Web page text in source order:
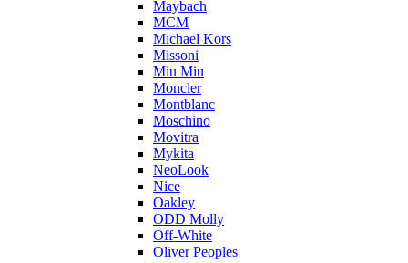
Maybach
MCM
Michael Kors
Missoni
Miu Miu
Moncler
Montblanc
Moschino
Movitra
Mykita
NeoLook
Nice
Oakley
ODD Molly
Off-White
Oliver Peoples